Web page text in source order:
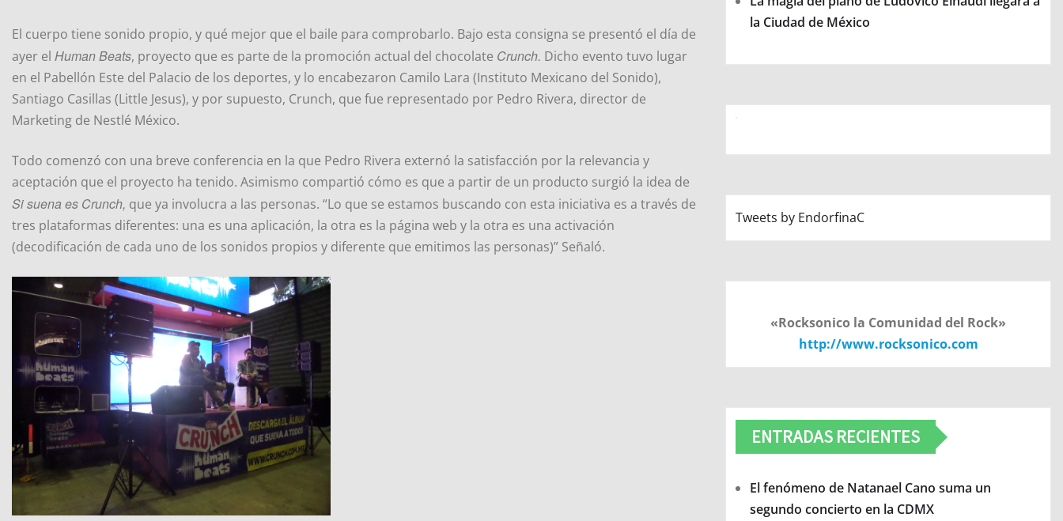
El cuerpo tiene sonido propio, y qué mejor que el baile para comprobarlo. Bajo esta consigna se presentó el día de
ayer el Human Beats, proyecto que es parte de la promoción actual del chocolate Crunch. Dicho evento tuvo lugar
en el Pabellón Este del Palacio de los deportes, y lo encabezaron Camilo Lara (Instituto Mexicano del Sonido),
Santiago Casillas (Little Jesus), y por supuesto, Crunch, que fue representado por Pedro Rivera, director de
Marketing de Nestlé México.
Todo comenzó con una breve conferencia en la que Pedro Rivera externó la satisfacción por la relevancia y
aceptación que el proyecto ha tenido. Asimismo compartió cómo es que a partir de un producto surgió la idea de
Si suena es Crunch, que ya involucra a las personas. “Lo que se estamos buscando con esta iniciativa es a través de
tres plataformas diferentes: una es una aplicación, la otra es la página web y la otra es una activación
(decodificación de cada uno de los sonidos propios y diferente que emitimos las personas)” Señaló.
la Ciudad de México
Tweets by EndorfinaC
«Rocksonico la Comunidad del Rock»
http://www.rocksonico.com
ENTRADAS RECIENTES
El fenómeno de Natanael Cano suma un
segundo concierto en la CDMX